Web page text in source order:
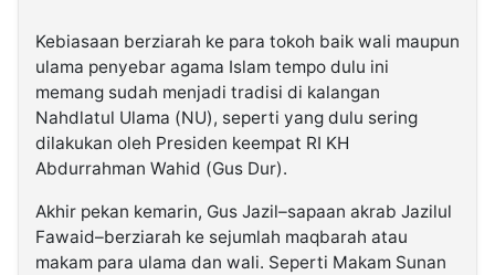
Kebiasaan berziarah ke para tokoh baik wali maupun
ulama penyebar agama Islam tempo dulu ini
memang sudah menjadi tradisi di kalangan
Nahdlatul Ulama (NU), seperti yang dulu sering
dilakukan oleh Presiden keempat RI KH
Abdurrahman Wahid (Gus Dur).
Akhir pekan kemarin, Gus Jazil–sapaan akrab Jazilul
Fawaid–berziarah ke sejumlah maqbarah atau
makam para ulama dan wali. Seperti Makam Sunan